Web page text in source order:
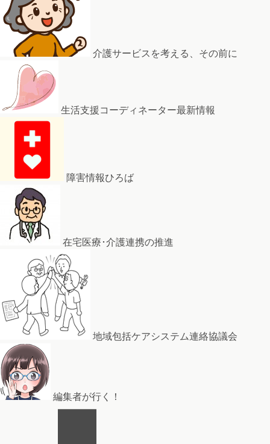
介護サービスを考える、その前に
生活支援コーディネーター最新情報
障害情報ひろば
在宅医療･介護連携の推進
地域包括ケアシステム連絡協議会
編集者が行く！